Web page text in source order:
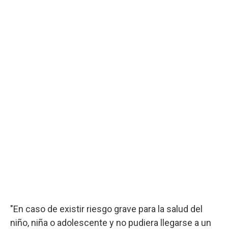
"En caso de existir riesgo grave para la salud del
niño, niña o adolescente y no pudiera llegarse a un